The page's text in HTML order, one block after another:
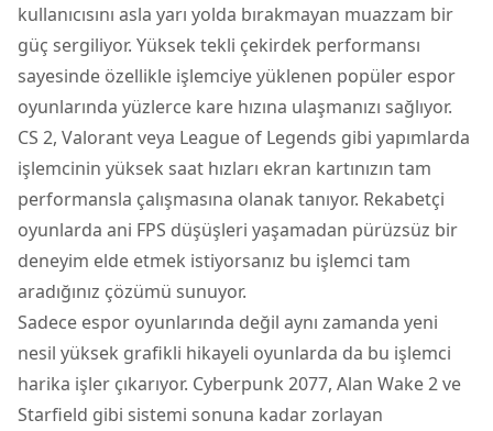
kullanıcısını asla yarı yolda bırakmayan muazzam bir
güç sergiliyor. Yüksek tekli çekirdek performansı
sayesinde özellikle işlemciye yüklenen popüler espor
oyunlarında yüzlerce kare hızına ulaşmanızı sağlıyor.
CS 2, Valorant veya League of Legends gibi yapımlarda
işlemcinin yüksek saat hızları ekran kartınızın tam
performansla çalışmasına olanak tanıyor. Rekabetçi
oyunlarda ani FPS düşüşleri yaşamadan pürüzsüz bir
deneyim elde etmek istiyorsanız bu işlemci tam
aradığınız çözümü sunuyor.
Sadece espor oyunlarında değil aynı zamanda yeni
nesil yüksek grafikli hikayeli oyunlarda da bu işlemci
harika işler çıkarıyor. Cyberpunk 2077, Alan Wake 2 ve
Starfield gibi sistemi sonuna kadar zorlayan